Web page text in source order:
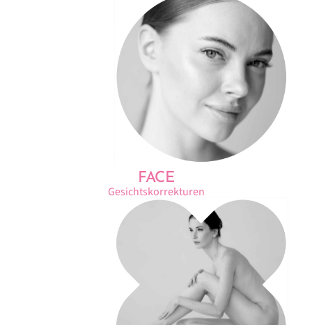
FACE
Gesichtskorrekturen